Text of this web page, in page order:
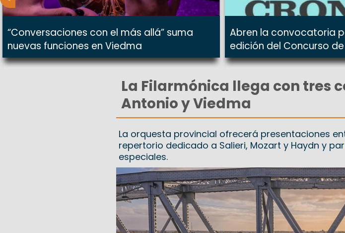
“Conversaciones con el más allá” suma
nuevas funciones en Viedma
Abren la convocatoria
edición del Concurso
La Filarmónica llega con tres
Antonio y Viedma
La orquesta provincial ofrecerá presentaciones
repertorio dedicado a Salieri, Mozart y Haydn y
especiales.